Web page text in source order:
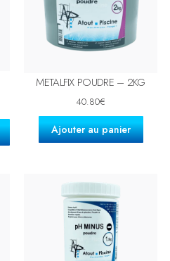
METALFIX POUDRE – 2KG
40.80€
Ajouter au panier